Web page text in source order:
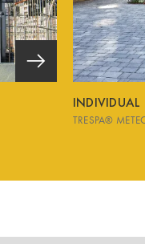
INDIVIDUAL
TRESPA®